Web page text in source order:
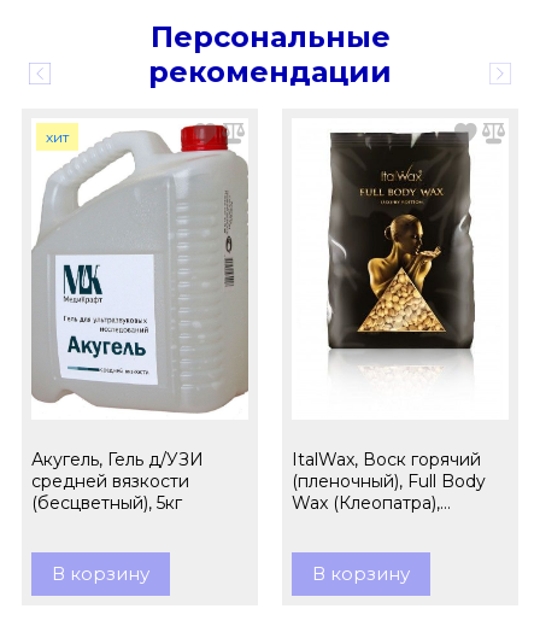
Персональные
рекомендации
хит
Акугель, Гель д/УЗИ
средней вязкости
(бесцветный), 5кг
В корзину
ItalWax, Воск горячий
(пленочный), Full Body
Wax (Клеопатра),
В корзину